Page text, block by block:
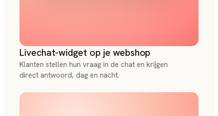
Livechat-widget op je webshop
Klanten stellen hun vraag in de chat en krijgen
direct antwoord, dag en nacht.